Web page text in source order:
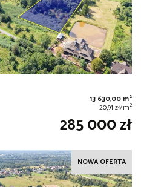
13 630,00 m2
20,91 zł/m2
285 000 zł
NOWA OFERTA